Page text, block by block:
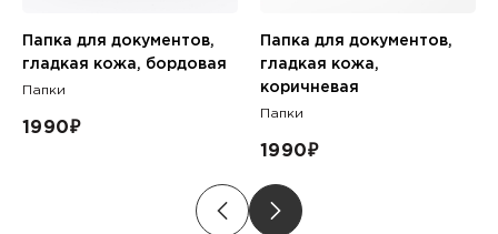
Папка для документов,
гладкая кожа, бордовая
Папки
1990₽
Папка для документов,
гладкая кожа,
коричневая
Папки
1990₽